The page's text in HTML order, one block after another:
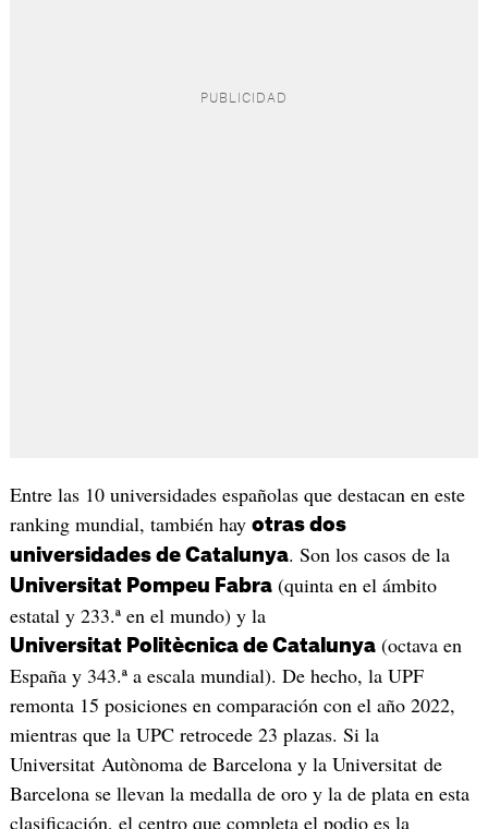
Entre las 10 universidades españolas que destacan en este
ranking mundial, también hay otras dos
universidades de Catalunya. Son los casos de la
Universitat Pompeu Fabra(quinta en el ámbito
estatal y 233.ª en el mundo) y la
Universitat Politècnica de Catalunya(octava en
España y 343.ª a escala mundial). De hecho, la UPF
remonta 15 posiciones en comparación con el año 2022,
mientras que la UPC retrocede 23 plazas. Si la
Universitat Autònoma de Barcelona y la Universitat de
Barcelona se llevan la medalla de oro y la de plata en esta
clasificación, el centro que completa el podio es la